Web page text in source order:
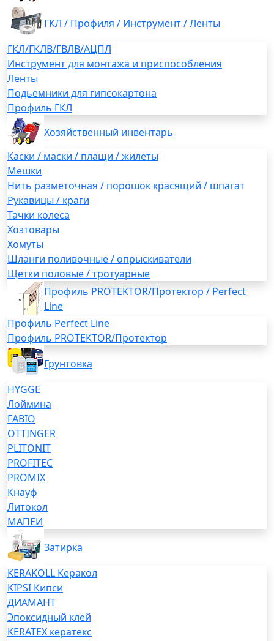
ГКЛ / Профиля / Инструмент / Ленты
ГКЛ/ГКЛВ/ГВЛВ/АЦПЛ
Инструмент для монтажа и приспособления
Ленты
Подьемники для гипсокартона
Профиль ГКЛ
Хозяйственный инвентарь
Каски / маски / плащи / жилеты
Мешки
Нить разметочная / порошок красящий / шпагат
Рукавицы / краги
Тачки колеса
Хозтовары
Хомуты
Шланги поливочные / опрыскиватели
Щетки половые / тротуарные
Профиль PROTEKTOR/Протектор / Perfect
Line
Профиль Perfect Line
Профиль PROTEKTOR/Протектор
Грунтовка
HYGGE
Лоймина
FABIO
OTTINGER
PLITONIT
PROFITEC
PROMIX
Кнауф
Литокол
МАПЕИ
Затирка
KERAKOLL Керакол
KIPSI Кипси
ДИАМАНТ
Эпоксидный клей
KERATEX кератекс